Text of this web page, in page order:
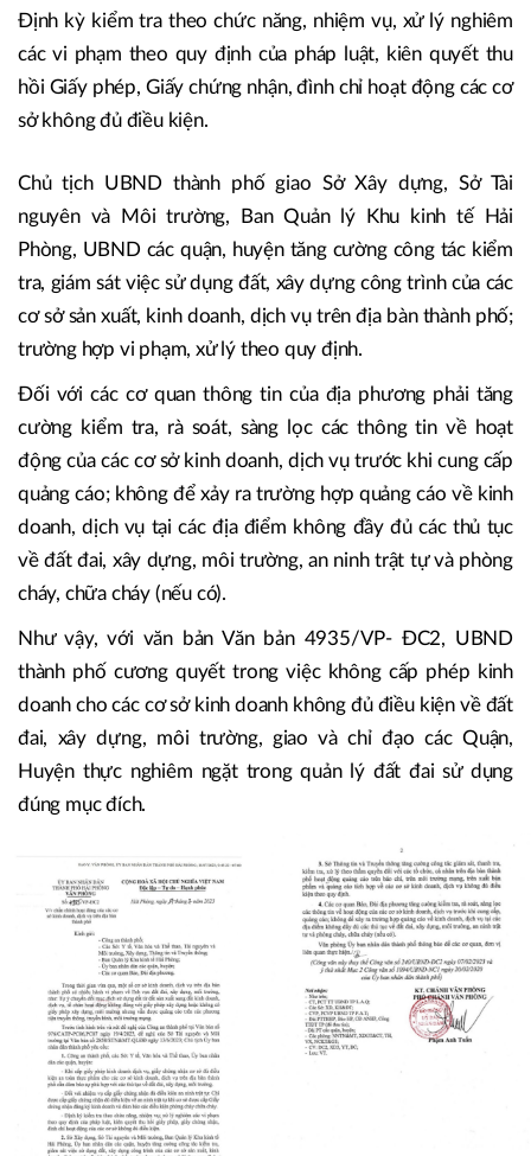
Định kỳ kiểm tra theo chức năng, nhiệm vụ, xử lý nghiêm
các vi phạm theo quy định của pháp luật, kiên quyết thu
hồi Giấy phép, Giấy chứng nhận, đình chỉ hoạt động các cơ
sở không đủ điều kiện.
Chủ tịch UBND thành phố giao Sở Xây dựng, Sở Tài
nguyên và Môi trường, Ban Quản lý Khu kinh tế Hải
Phòng, UBND các quận, huyện tăng cường công tác kiểm
tra, giám sát việc sử dụng đất, xây dựng công trình của các
cơ sở sản xuất, kinh doanh, dịch vụ trên địa bàn thành phố;
trường hợp vi phạm, xử lý theo quy định.
Đối với các cơ quan thông tin của địa phương phải tăng
cường kiểm tra, rà soát, sàng lọc các thông tin về hoạt
động của các cơ sở kinh doanh, dịch vụ trước khi cung cấp
quảng cáo; không để xảy ra trường hợp quảng cáo về kinh
doanh, dịch vụ tại các địa điểm không đầy đủ các thủ tục
về đất đai, xây dựng, môi trường, an ninh trật tự và phòng
cháy, chữa cháy (nếu có).
Như vậy, với văn bản Văn bản 4935/VP- ĐC2, UBND
thành phố cương quyết trong việc không cấp phép kinh
doanh cho các cơ sở kinh doanh không đủ điều kiện về đất
đai, xây dựng, môi trường, giao và chỉ đạo các Quận,
Huyện thực nghiêm ngặt trong quản lý đất đai sử dụng
đúng mục đích.